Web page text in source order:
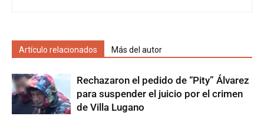
Artículo relacionados Más del autor
Rechazaron el pedido de “Pity” Álvarez
para suspender el juicio por el crimen
de Villa Lugano